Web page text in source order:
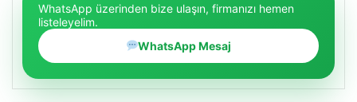
WhatsApp üzerinden bize ulaşın, firmanızı hemen
listeleyelim.
WhatsApp Mesaj